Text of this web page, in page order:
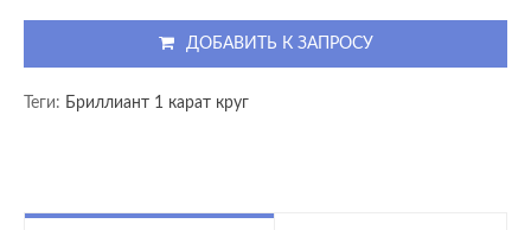
ДОБАВИТЬ К ЗАПРОСУ
Теги: Бриллиант 1 карат круг